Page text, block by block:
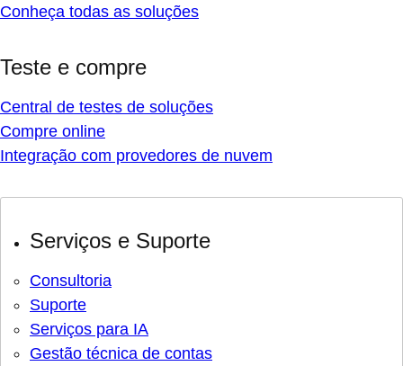
Conheça todas as soluções
Teste e compre
Central de testes de soluções
Compre online
Integração com provedores de nuvem
Serviços e Suporte
Consultoria
Suporte
Serviços para IA
Gestão técnica de contas